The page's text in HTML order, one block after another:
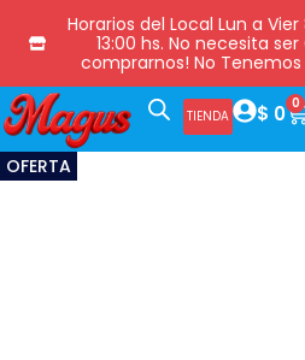
Horarios del Local Lun a Vier
13:00 hs. No necesita
comprarnos! No
TIENDA $ 0 0
OFERTA